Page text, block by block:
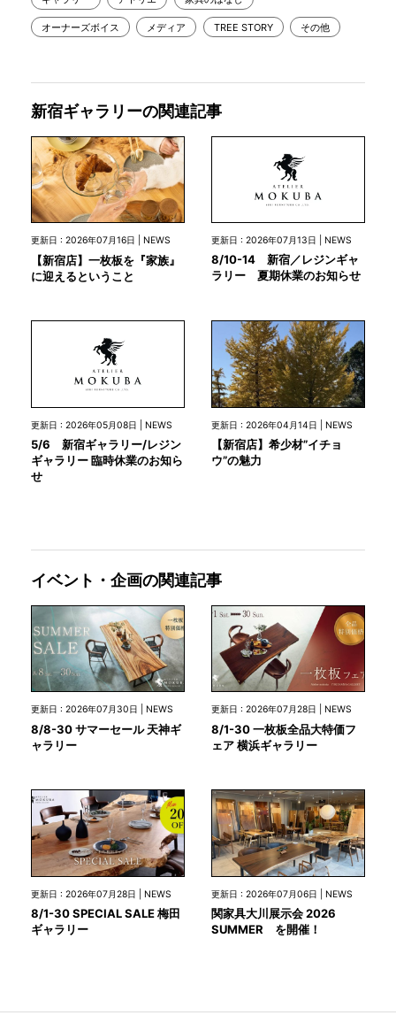
オーナーズボイス メディア TREE STORY その他
新宿ギャラリーの関連記事
更新日 : 2026年07月16日 | NEWS
【新宿店】一枚板を『家族』
に迎えるということ
更新日 : 2026年07月13日 | NEWS
8/10-14 新宿／レジンギャ
ラリー 夏期休業のお知らせ
更新日 : 2026年05月08日 | NEWS
5/6 新宿ギャラリー/レジン
ギャラリー 臨時休業のお知ら
せ
更新日 : 2026年04月14日 | NEWS
【新宿店】希少材”イチョ
ウ”の魅力
イベント・企画の関連記事
更新日 : 2026年07月30日 | NEWS
8/8-30 サマーセール 天神ギ
ャラリー
更新日 : 2026年07月28日 | NEWS
8/1-30 一枚板全品大特価フ
ェア 横浜ギャラリー
更新日 : 2026年07月28日 | NEWS
8/1-30 SPECIAL SALE 梅田
ギャラリー
更新日 : 2026年07月06日 | NEWS
関家具大川展示会 2026
SUMMER を開催！